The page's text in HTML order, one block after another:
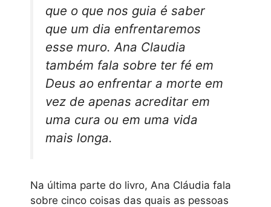
que o que nos guia é saber
que um dia enfrentaremos
esse muro. Ana Claudia
também fala sobre ter fé em
Deus ao enfrentar a morte em
vez de apenas acreditar em
uma cura ou em uma vida
mais longa.
Na última parte do livro, Ana Cláudia fala
sobre cinco coisas das quais as pessoas